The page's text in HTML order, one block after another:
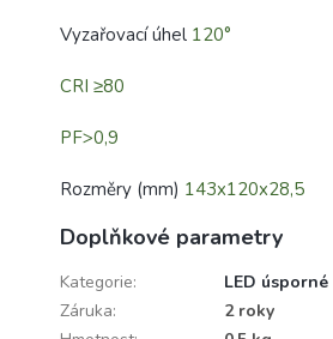
Vyzařovací úhel 120°
CRI ≥80
PF>0,9
Rozměry (mm) 143x120x28,5
Doplňkové parametry
Kategorie:
LED
Záruka:
2 roky